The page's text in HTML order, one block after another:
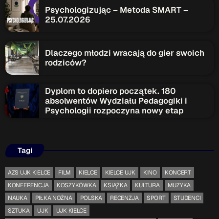
ON AIR
Audycja
Serwis Informacyjny
Upcoming shows
Gdzie TymRazem?
17:00 - 17:05
Psychologizując – Metoda SMART –
25.07.2026
Dlaczego młodzi wracają do gier swoich
rodziców?
Dyplom to dopiero początek. 180
absolwentów Wydziału Pedagogiki i
Psychologii rozpoczyna nowy etap
Tagi
AZS UJK KIELCE FILM KIELCE KIELCE UJK KINO
KONCERT
KONFERENCJA
KOSZYKÓWKA KSIĄŻKA KULTURA
MUZYKA
NAUKA
PIŁKA NOŻNA POLSKA RECENZJA SPORT
STUDENCI
SZTUKA
UJK
UJK KIELCE